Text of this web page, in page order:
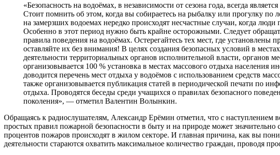
«Безопасность на водоёмах, в независимости от сезона года, всегда
Стоит помнить об этом, когда вы собираетесь на рыбалку или прогулку
на замерзших водоемах нередко происходят несчастные случаи, когда
Особенно в этот период нужно быть крайне осторожными. Следует
правила поведения на водоёмах. Остерегайтесь тех мест, где
оставляйте их без внимания! В целях создания безопасных условий в
деятельности территориальных органов исполнительной власти,
организовывается 100 % установка в местах массового отдыха
доводится перечень мест отдыха у водоёмов с использованием средств
также организовывается публикация статей в периодической печати по
отдыха. Проводятся беседы среди учащихся о правилах безопасного
поколения», — отметил Валентин Волынкин.
Обращаясь к радиослушателям, Александр Ерёмин отметил, что с наступлением
простых правил пожарной безопасности в быту и на природе может
процентов пожаров происходят в жилом секторе. И главная причина, как вы
деятельности стараются охватить максимальное количество граждан, проводя